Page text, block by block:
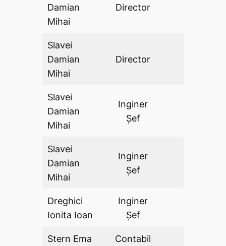
Damian
Mihai
Director
Slavei
Damian
Mihai
Director
Slavei
Damian
Mihai
Inginer
Șef
Slavei
Damian
Mihai
Inginer
Șef
Dreghici
Ionita Ioan
Inginer
Şef
Stern Ema
Contabil